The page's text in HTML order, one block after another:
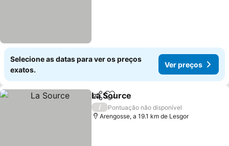
Selecione as datas para ver os preços
exatos.
Ver preços
PartilharAdicionar aos favoritos
La Source
/
Pontuação não disponível
Arengosse, a 19.1 km de Lesgor